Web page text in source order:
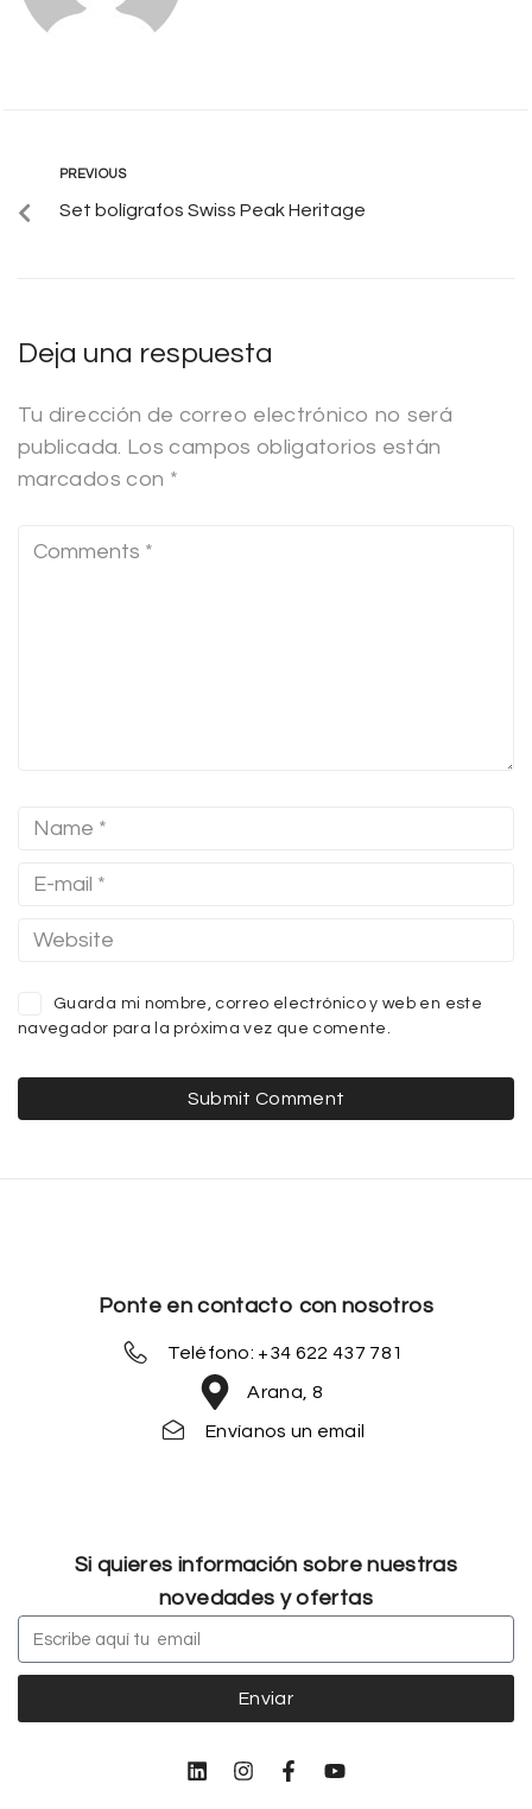
PREVIOUS
Set bolígrafos Swiss Peak Heritage
Deja una respuesta
Tu dirección de correo electrónico no será
publicada. Los campos obligatorios están
marcados con *
Guarda mi nombre, correo electrónico y web en este
navegador para la próxima vez que comente.
Ponte en contacto con nosotros
Teléfono: +34 622 437 781
Arana, 8
Envíanos un email
Si quieres información sobre nuestras
novedades y ofertas
Enviar